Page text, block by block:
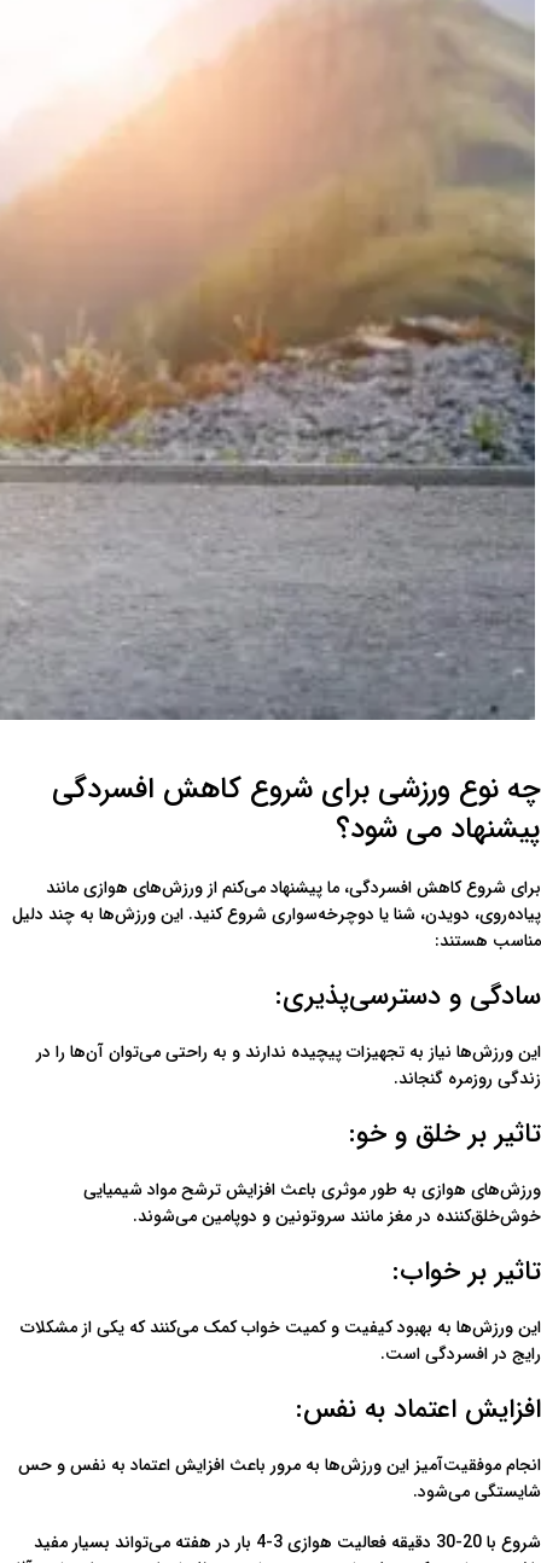
چه نوع ورزشی برای شروع کاهش افسردگی
پیشنهاد می شود؟
برای شروع کاهش افسردگی، ما پیشنهاد می‌کنم از ورزش‌های هوازی مانند
پیاده‌روی، دویدن، شنا یا دوچرخه‌سواری شروع کنید. این ورزش‌ها به چند دلیل
مناسب هستند:
سادگی و دسترسی‌پذیری:
این ورزش‌ها نیاز به تجهیزات پیچیده ندارند و به راحتی می‌توان آن‌ها را در
زندگی روزمره گنجاند.
تاثیر بر خلق و خو:
ورزش‌های هوازی به طور موثری باعث افزایش ترشح مواد شیمیایی
خوش‌خلق‌کننده در مغز مانند سروتونین و دوپامین می‌شوند.
تاثیر بر خواب:
این ورزش‌ها به بهبود کیفیت و کمیت خواب کمک می‌کنند که یکی از مشکلات
رایج در افسردگی است.
افزایش اعتماد به نفس:
انجام موفقیت‌آمیز این ورزش‌ها به مرور باعث افزایش اعتماد به نفس و حس
شایستگی می‌شود.
شروع با 20-30 دقیقه فعالیت هوازی 3-4 بار در هفته می‌تواند بسیار مفید